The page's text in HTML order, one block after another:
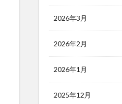
2026年3月
2026年2月
2026年1月
2025年12月